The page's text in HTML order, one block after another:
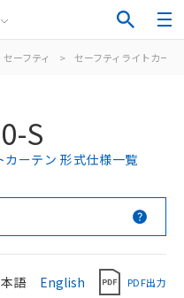
セーフティ > セーフティライトカー
S
カーテン 形式仕様一覧
語 English PDF出力